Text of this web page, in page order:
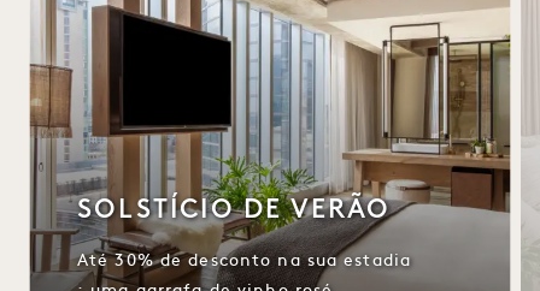
SOLSTÍCIO DE VERÃO
Até 30% de desconto na sua estadia